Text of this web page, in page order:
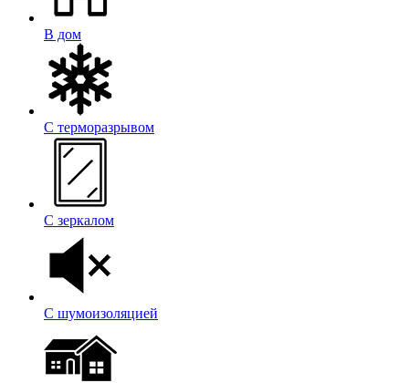
В дом
С терморазрывом
С зеркалом
С шумоизоляцией